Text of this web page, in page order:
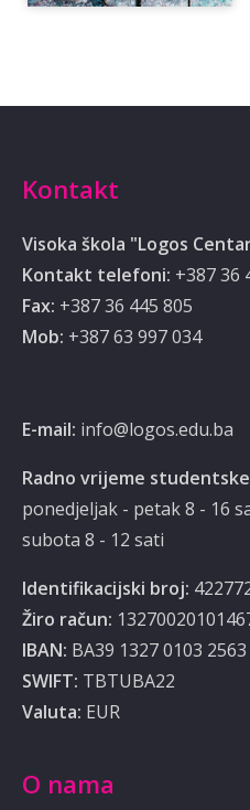
Kontakt
Visoka škola "Logos
Kontakt telefoni: +387 36
Fax: +387 36 445 805
Mob: ‭‎+387 63 997 034‬
E-mail: info@logos.edu.ba
Radno vrijeme
ponedjeljak - petak 8 - 16
subota 8 - 12 sati
Identifikacijski broj:
Žiro račun:
IBAN: BA39 1327 0103
SWIFT: TBTUBA22
Valuta: EUR
O nama